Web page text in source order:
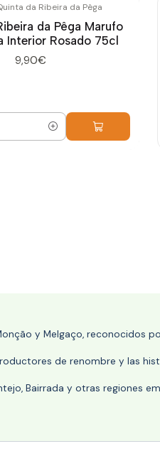
da Ribeira da Pêga
da Pêga Marufo
Interior Rosado 75cl
9,90€
y Melgaço, reconocidos
de renombre y las
Bairrada y otras regiones